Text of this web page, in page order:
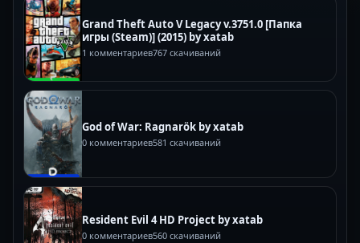
Grand Theft Auto V Legacy v.3751.0 [Папка
игры (Steam)] (2015) by xatab
1 комментариев767 скачиваний
God of War: Ragnarök by xatab
0 комментариев581 скачиваний
Resident Evil 4 HD Project by xatab
0 комментариев560 скачиваний